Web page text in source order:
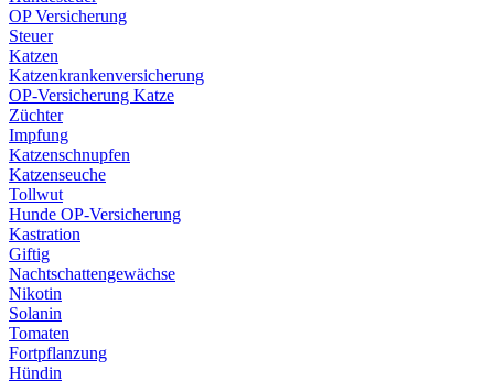
OP Versicherung
Steuer
Katzen
Katzenkrankenversicherung
OP-Versicherung Katze
Züchter
Impfung
Katzenschnupfen
Katzenseuche
Tollwut
Hunde OP-Versicherung
Kastration
Giftig
Nachtschattengewächse
Nikotin
Solanin
Tomaten
Fortpflanzung
Hündin